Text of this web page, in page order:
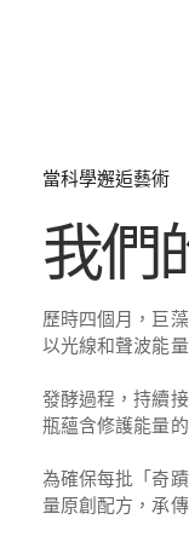
當科學邂逅藝術
我們
歷時四個月，巨
以光線和聲波能
發酵過程，持續
瓶蘊含修護能量
為確保每批「奇
量原創配方，承